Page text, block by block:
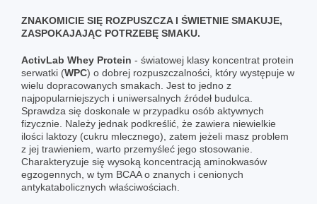
ZNAKOMICIE SIĘ ROZPUSZCZA I ŚWIETNIE SMAKUJE,
ZASPOKAJAJĄC POTRZEBĘ SMAKU.
ActivLab Whey Protein - światowej klasy koncentrat protein
serwatki (WPC) o dobrej rozpuszczalności, który występuje w
wielu dopracowanych smakach. Jest to jedno z
najpopularniejszych i uniwersalnych źródeł budulca.
Sprawdza się doskonale w przypadku osób aktywnych
fizycznie. Należy jednak podkreślić, że zawiera niewielkie
ilości laktozy (cukru mlecznego), zatem jeżeli masz problem
z jej trawieniem, warto przemyśleć jego stosowanie.
Charakteryzuje się wysoką koncentracją aminokwasów
egzogennych, w tym BCAA o znanych i cenionych
antykatabolicznych właściwościach.